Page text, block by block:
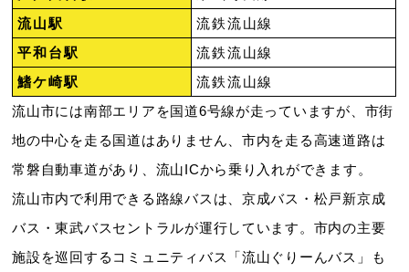
流山駅
流鉄流山線
平和台駅
流鉄流山線
鰭ケ崎駅
流鉄流山線
流山市には南部エリアを国道6号線が走っていますが、市街
地の中心を走る国道はありません、市内を走る高速道路は
常磐自動車道があり、流山ICから乗り入れができます。
流山市内で利用できる路線バスは、京成バス・松戸新京成
バス・東武バスセントラルが運行しています。市内の主要
施設を巡回するコミュニティバス「流山ぐりーんバス」も